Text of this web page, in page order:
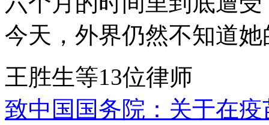
今天，外界仍然不知道
王胜生等13位律师
致中国国务院：关于在